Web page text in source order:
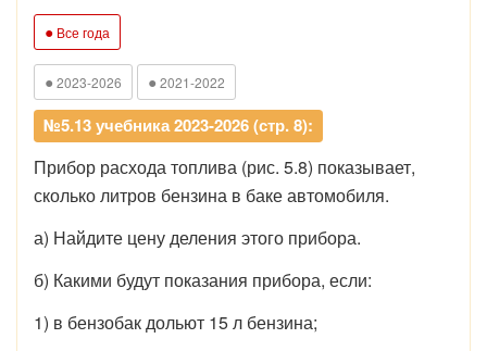
● Все года
● 2023-2026 ● 2021-2022
№5.13 учебника 2023-2026 (стр. 8):
Прибор расхода топлива (рис. 5.8) показывает,
сколько литров бензина в баке автомобиля.
а) Найдите цену деления этого прибора.
б) Какими будут показания прибора, если:
1) в бензобак дольют 15 л бензина;